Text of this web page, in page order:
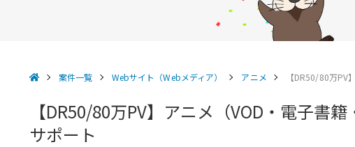
案件一覧 Webサイト（Webメディア） アニメ 【DR50/80万
【DR50/80万PV】アニメ（VOD・電子書
サポート